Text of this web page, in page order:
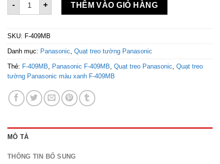
- + THÊM VÀO GIỎ HÀNG
SKU: F-409MB
Danh mục: Panasonic Quạt treo tường Panasonic
Thẻ: F-409MB Panasonic F-409MB Quạt treo Panasonic Quạt treo
tường Panasonic màu xanh F-409MB
MÔ TẢ
THÔNG TIN BỔ SUNG